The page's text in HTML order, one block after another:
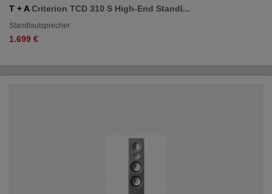
T + ACriterion TCD 310 S High-End Standl...
Standlautsprecher
1.699 €